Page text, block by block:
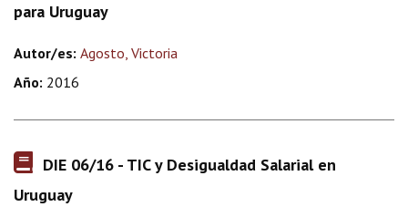
para Uruguay
Autor/es: Agosto, Victoria
Año: 2016
DIE 06/16 - TIC y Desigualdad Salarial en
Uruguay